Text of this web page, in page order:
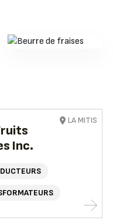
Inc.
LA MITIS